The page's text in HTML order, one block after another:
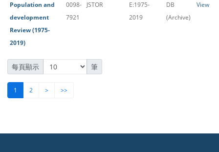
Population and
development
Review (1975-
2019)
0098-
7921
JSTOR
E:1975-
2019
DB
(Archive)
View
每頁顯示 筆
1 2 > >>